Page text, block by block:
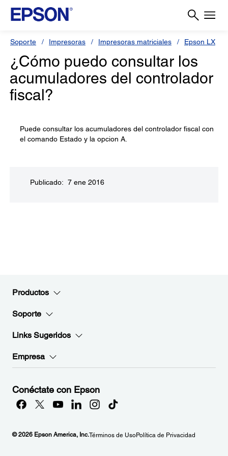
Soporte Impresoras Impresoras matriciales Epson LX
¿Cómo puedo consultar los
acumuladores del controlador
fiscal?
Puede consultar los acumuladores del controlador fiscal con
el comando Estado y la opcion A.
Publicado: 7 ene 2016
Productos
Soporte
Links Sugeridos
Empresa
Conéctate con Epson
© 2026 Epson America, Inc.Términos de UsoPolítica de Privacidad